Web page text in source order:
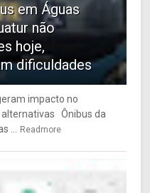
em Águas
não
hoje,
dificuldades
impacto no
Ônibus da
... Readmore